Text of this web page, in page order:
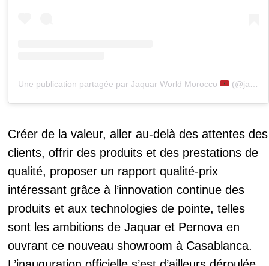
Une publication partagée par Jaquar World Morocco (@jaquarworldmorocco)
Créer de la valeur, aller au-delà des attentes des
clients, offrir des produits et des prestations de
qualité, proposer un rapport qualité-prix
intéressant grâce à l’innovation continue des
produits et aux technologies de pointe, telles
sont les ambitions de Jaquar et Pernova en
ouvrant ce nouveau showroom à Casablanca.